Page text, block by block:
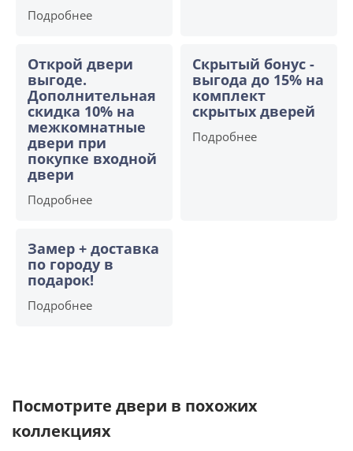
Подробнее
Открой двери
выгоде.
Дополнительная
скидка 10% на
межкомнатные
двери при
покупке входной
двери
Подробнее
Скрытый бонус -
выгода до 15% на
комплект
скрытых дверей
Подробнее
Замер + доставка
по городу в
подарок!
Подробнее
Посмотрите двери в похожих
коллекциях